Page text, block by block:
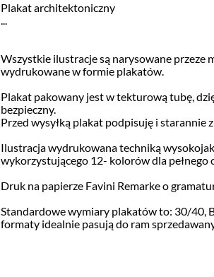
Plakat architektoniczny
...
Wszystkie ilustracje są narysowane przeze
wydrukowane w formie plakatów.
Plakat pakowany jest w tekturową tubę,
bezpieczny.
Przed wysyłką plakat podpisuję i starannie
Ilustracja wydrukowana techniką
wykorzystującego 12- kolorów dla pełnego
Druk na papierze Favini Remarke o
Standardowe wymiary plakatów to: 30/40,
formaty idealnie pasują do ram